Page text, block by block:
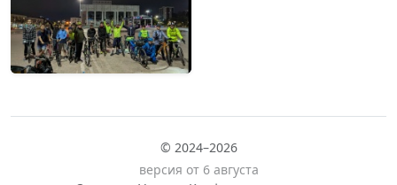
© 2024–2026
версия от 6 августа